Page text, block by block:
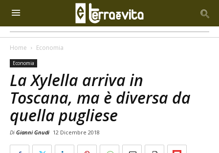
Home Economia
Economia
La Xylella arriva in
Toscana, ma è diversa da
quella pugliese
Di Gianni Gnudi 12 Dicembre 2018